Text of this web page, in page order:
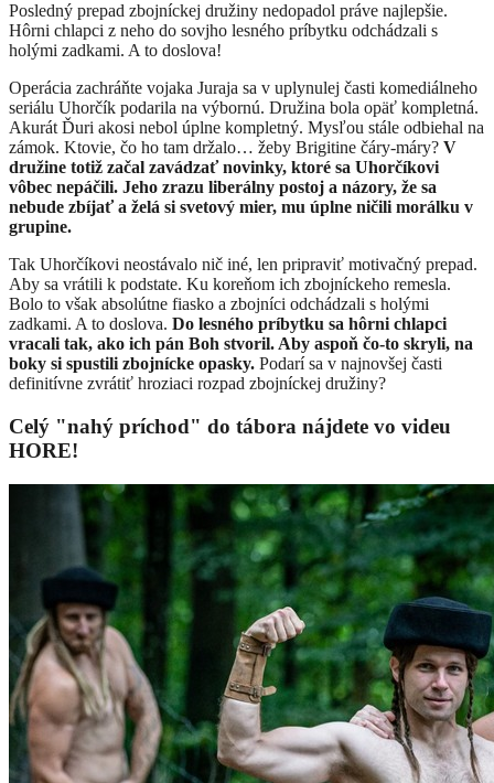
Posledný prepad zbojníckej družiny nedopadol práve najlepšie.
Hôrni chlapci z neho do sovjho lesného príbytku odchádzali s
holými zadkami. A to doslova!
Operácia zachráňte vojaka Juraja sa v uplynulej časti komediálneho
seriálu Uhorčík podarila na výbornú. Družina bola opäť kompletná.
Akurát Ďuri akosi nebol úplne kompletný. Mysľou stále odbiehal na
zámok. Ktovie, čo ho tam držalo… žeby Brigitine čáry-máry? V
družine totiž začal zavádzať novinky, ktoré sa Uhorčíkovi
vôbec nepáčili. Jeho zrazu liberálny postoj a názory, že sa
nebude zbíjať a želá si svetový mier, mu úplne ničili morálku v
grupine.
Tak Uhorčíkovi neostávalo nič iné, len pripraviť motivačný prepad.
Aby sa vrátili k podstate. Ku koreňom ich zbojníckeho remesla.
Bolo to však absolútne fiasko a zbojníci odchádzali s holými
zadkami. A to doslova. Do lesného príbytku sa hôrni chlapci
vracali tak, ako ich pán Boh stvoril. Aby aspoň čo-to skryli, na
boky si spustili zbojnícke opasky. Podarí sa v najnovšej časti
definitívne zvrátiť hroziaci rozpad zbojníckej družiny?
Celý "nahý príchod" do tábora nájdete vo videu
HORE!